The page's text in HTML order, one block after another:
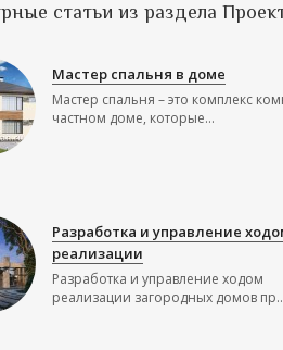
статьи из раздела
Мастер спальня в доме
Мастер спальня – это комплекс
частном доме, которые...
Разработка и управление
реализации
Разработка и управление ходом
реализации загородных домов